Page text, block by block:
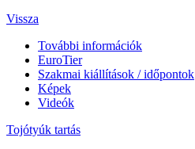
Vissza
További információk
EuroTier
Szakmai kiállítások / időpontok
Képek
Videók
Tojótyúk tartás